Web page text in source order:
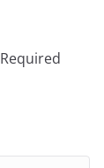
Required